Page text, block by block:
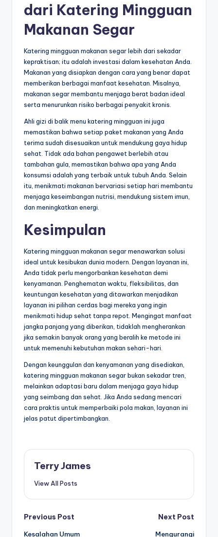
dari Katering Mingguan
Makanan Segar
Katering mingguan makanan segar lebih dari sekadar
kepraktisan; itu adalah investasi dalam kesehatan Anda.
Makanan yang disiapkan dengan cara yang benar dapat
memberikan berbagai manfaat kesehatan. Misalnya,
makanan segar membantu menjaga berat badan ideal
serta menurunkan risiko berbagai penyakit kronis.
Ahli gizi di balik menu katering mingguan ini juga
memastikan bahwa setiap paket makanan yang Anda
terima sudah disesuaikan untuk mendukung gaya hidup
sehat. Tidak ada bahan pengawet berlebih atau
tambahan gula, memastikan bahwa apa yang Anda
konsumsi adalah yang terbaik untuk tubuh Anda. Selain
itu, menikmati makanan bervariasi setiap hari membantu
menjaga keseimbangan nutrisi, mendukung sistem imun,
dan meningkatkan energi.
Kesimpulan
Katering mingguan makanan segar menawarkan solusi
ideal untuk kesibukan dunia modern. Dengan layanan ini,
Anda tidak perlu mengorbankan kesehatan demi
kenyamanan. Penghematan waktu, fleksibilitas, dan
keuntungan kesehatan yang ditawarkan menjadikan
layanan ini pilihan cerdas bagi mereka yang ingin
menikmati hidup sehat tanpa repot. Mengingat manfaat
jangka panjang yang diberikan, tidaklah mengherankan
jika semakin banyak orang yang beralih ke metode ini
untuk memenuhi kebutuhan makan sehari-hari.
Dengan keunggulan dan kenyamanan yang disediakan,
katering mingguan makanan segar bukan sekadar tren,
melainkan adaptasi baru dalam menjaga gaya hidup
yang seimbang dan sehat. Jika Anda sedang mencari
cara praktis untuk memperbaiki pola makan, layanan ini
jelas patut dipertimbangkan.
Terry James
View All Posts
Post
Previous Post
Kesalahan Umum
Next Post
Mengurangi